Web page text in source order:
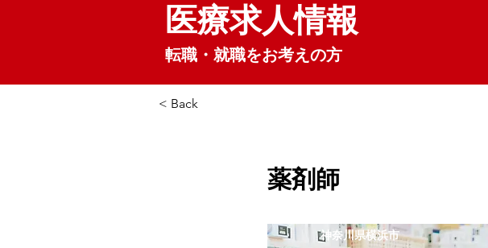
医療求人情報
転職・就職をお考えの方
< Back
薬剤師
神奈川県横浜市